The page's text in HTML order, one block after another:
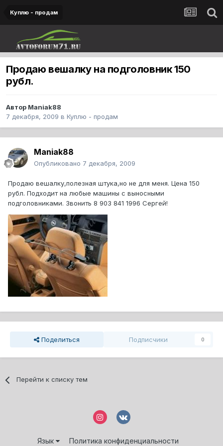
Куплю - продам
Продаю вешалку на подголовник 150
рубл.
Автор Maniak88
7 декабря, 2009 в Куплю - продам
Maniak88
Опубликовано 7 декабря, 2009
Продаю вешалку,полезная штука,но не для меня. Цена 150
рубл. Подходит на любые машины с выносными
подголовниками. Звонить 8 903 841 1996 Сергей!
Поделиться Подписчики 0
Перейти к списку тем
Язык Политика конфиденциальности